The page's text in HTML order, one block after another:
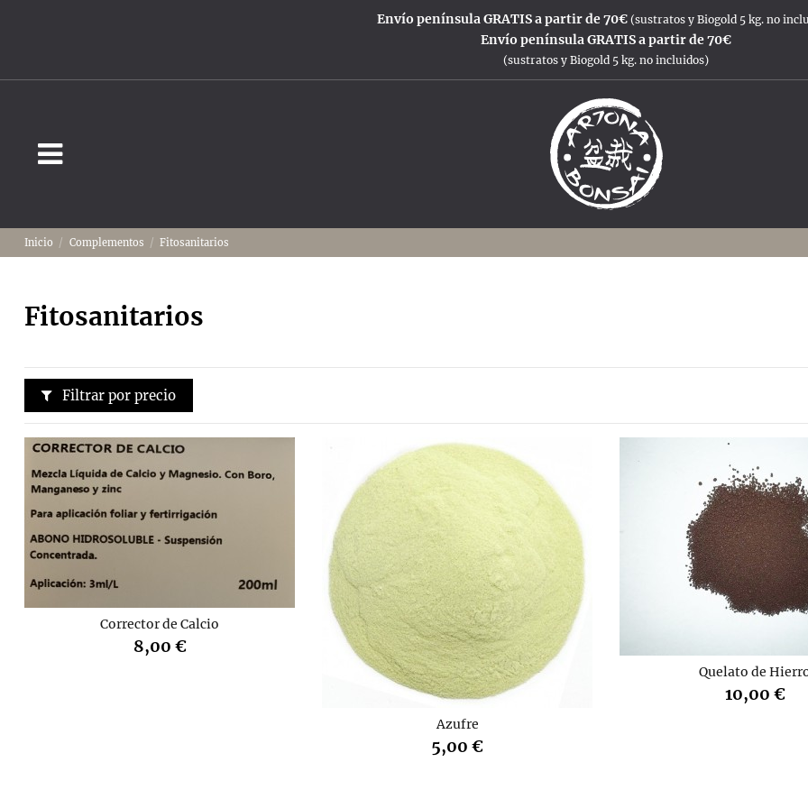
Envío península GRATIS a partir de 70€ (sustratos y Biogold 5 kg. no
Envío península GRATIS a partir de 70€
(sustratos y Biogold 5 kg. no incluidos)
Inicio Complementos Fitosanitarios
Fitosanitarios
Filtrar por precio
Corrector de Calcio
8,00 €
Azufre
5,00 €
Quelato de
10,00 €